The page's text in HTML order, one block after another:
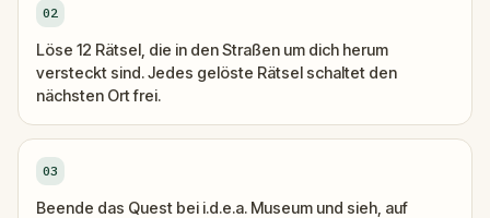
02
Löse 12 Rätsel, die in den Straßen um dich herum
versteckt sind. Jedes gelöste Rätsel schaltet den
nächsten Ort frei.
03
Beende das Quest bei i.d.e.a. Museum und sieh, auf